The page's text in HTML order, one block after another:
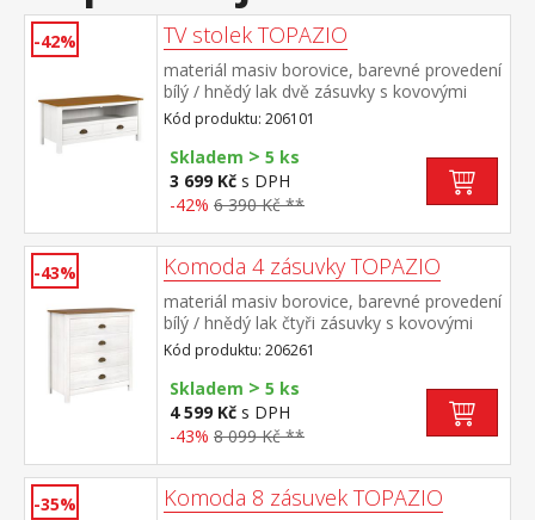
-42% TV stolek TOPAZIO
materiál masiv borovice, barevné provedení
bílý / hnědý lak dvě zásuvky s kovovými
úchytkami a pojezdy, jedna police
Kód produktu: 206101
Skladem > 5 ks
3 699 Kč s DPH
-42% 6 390 Kč **
-43% Komoda 4 zásuvky TOPAZIO
materiál masiv borovice, barevné provedení
bílý / hnědý lak čtyři zásuvky s kovovými
úchytkami a pojezdy
Kód produktu: 206261
Skladem > 5 ks
4 599 Kč s DPH
-43% 8 099 Kč **
-35% Komoda 8 zásuvek TOPAZIO